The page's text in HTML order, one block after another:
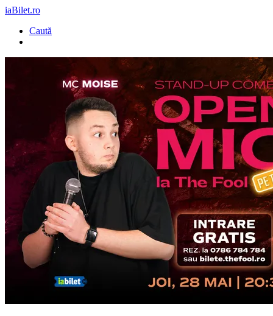
iaBilet.ro
Caută